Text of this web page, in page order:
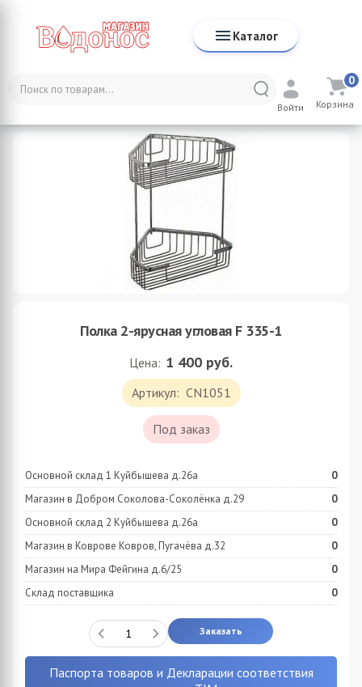
Каталог
Войти Корзина
0
Каталог Полочки
Полка 2-ярусная угловая F 335-1
Артикул: CN1051
Под заказ
Цена: 1 400 руб.
Основной склад 1 Куйбышева д.26а
0
Магазин в Добром Соколова-Соколёнка д.29
0
Основной склад 2 Куйбышева д.26а
0
Магазин в Коврове Ковров, Пугачёва д.32
0
Магазин на Мира Фейгина д.6/25
0
Склад поставщика
0
Заказать
Паспорта товаров и Декларации соответствия